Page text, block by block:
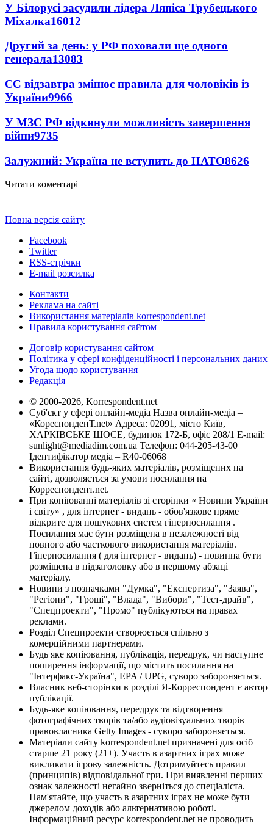
У Білорусі засудили лідера Ляпіса Трубецького
Міхалка16012
Другий за день: у РФ поховали ще одного
генерала13083
ЄС відзавтра змінює правила для чоловіків із
України9966
У МЗС РФ відкинули можливість завершення
війни9735
Залужний: Україна не вступить до НАТО8626
Читати коментарі
Повна версія сайту
Facebook
Twitter
RSS-стрічки
E-mail розсилка
Контакти
Реклама на сайті
Використання матеріалів korrespondent.net
Правила користування сайтом
Договір користування сайтом
Політика у сфері конфіденційності і персональних даних
Угода щодо користування
Редакція
© 2000-2026, Korrespondent.net
Суб'єкт у сфері онлайн-медіа Назва онлайн-медіа –
«КореспонденТ.net» Адреса: 02091, місто Київ,
ХАРКІВСЬКЕ ШОСЕ, будинок 172-Б, офіс 208/1 E-mail:
sunlight@mediadim.com.ua Телефон: 044-205-43-00
Ідентифікатор медіа – R40-06068
Використання будь-яких матеріалів, розміщених на
сайті, дозволяється за умови посилання на
Корреспондент.net.
При копіюванні матеріалів зі сторінки « Новини України
і світу» , для інтернет - видань - обов'язкове пряме
відкрите для пошукових систем гіперпосилання .
Посилання має бути розміщена в незалежності від
повного або часткового використання матеріалів.
Гіперпосилання ( для інтернет - видань) - повинна бути
розміщена в підзаголовку або в першому абзаці
матеріалу.
Новини з позначками "Думка", "Експертиза", "Заява",
"Регіони", "Гроші", "Влада", "Вибори", "Тест-драйв",
"Спецпроекти", "Промо" публікуються на правах
реклами.
Розділ Спецпроекти створюється спільно з
комерційними партнерами.
Будь яке копіювання, публікація, передрук, чи наступне
поширення інформації, що містить посилання на
"Інтерфакс-Україна", EPA / UPG, суворо забороняється.
Власник веб-сторінки в розділі Я-Корреспондент є автор
публікації.
Будь-яке копіювання, передрук та відтворення
фотографічних творів та/або аудіовізуальних творів
правовласника Getty Images - суворо забороняється.
Матеріали сайту korrespondent.net призначені для осіб
старше 21 року (21+). Участь в азартних іграх може
викликати ігрову залежність. Дотримуйтесь правил
(принципів) відповідальної гри. При виявленні перших
ознак залежності негайно зверніться до спеціаліста.
Пам'ятайте, що участь в азартних іграх не може бути
джерелом доходів або альтернативою роботі.
Інформаційний ресурс korrespondent.net не проводить